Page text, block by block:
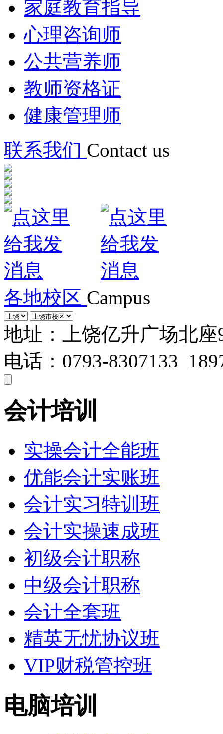
家庭教育指导
心理咨询师
公共营养师
教师资格证
健康管理师
联系我们 Contact us
各地校区 Campus
地址：上饶亿升广场北
电话：0793-8307133
会计培训
实操会计全能班
优能会计实账班
会计实习特训班
会计实操速成班
初级会计职称
中级会计职称
会计全套班
精英无忧协议班
VIP财税管控班
电脑培训